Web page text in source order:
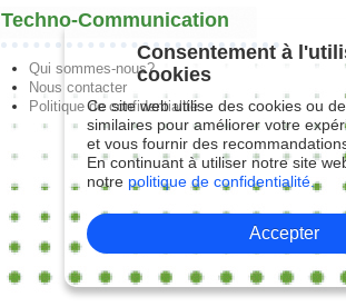
Techno-Communication
Qui sommes-nous?
Nous contacter
Politique de confidentialité
Consentement à
cookies
Ce site web utilise des cookies ou
similaires pour améliorer votre
et vous fournir des
En continuant à utiliser notre site
notre politique de confidentialité.
Accepter